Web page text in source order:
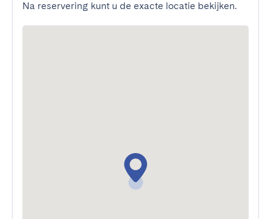
Na reservering kunt u de exacte locatie bekijken.